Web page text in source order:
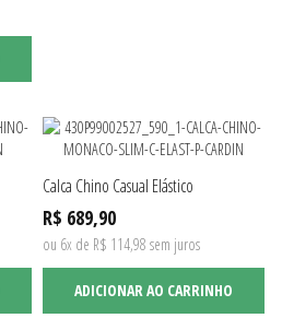
Calca Chino Casual Elástico
R$ 689,90
ou 6x de R$ 114,98 sem juros
ADICIONAR AO CARRINHO